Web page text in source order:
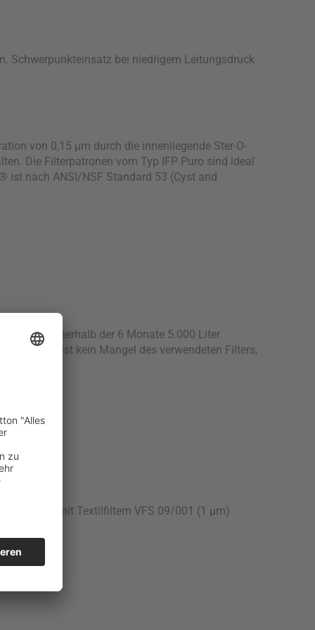
Schwerpunkteinsatz bei niedrigem Leitungsdruck
von 0,15 µm durch die innenliegende Ster-O-
Die Filterpatronen vom Typ IFP Puro sind ideal
ist nach ANSI/NSF Standard 53 (Cyst and
dürfen innnerhalb der 6 Monate 5.000 Liter
ist. Dies ist kein Mangel des verwendeten Filters,
mit Textilfiltern VFS 09/001 (1 µm)